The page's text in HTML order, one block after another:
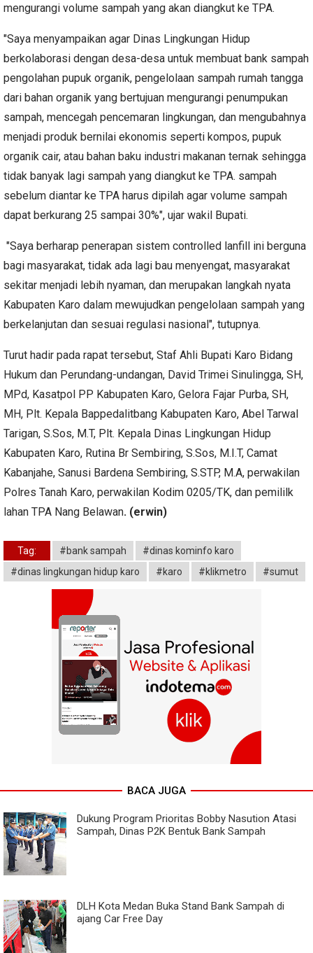
mengurangi volume sampah yang akan diangkut ke TPA.
"Saya menyampaikan agar Dinas Lingkungan Hidup
berkolaborasi dengan desa-desa untuk membuat bank sampah
pengolahan pupuk organik, pengelolaan sampah rumah tangga
dari bahan organik yang bertujuan mengurangi penumpukan
sampah, mencegah pencemaran lingkungan, dan mengubahnya
menjadi produk bernilai ekonomis seperti kompos, pupuk
organik cair, atau bahan baku industri makanan ternak sehingga
tidak banyak lagi sampah yang diangkut ke TPA. sampah
sebelum diantar ke TPA harus dipilah agar volume sampah
dapat berkurang 25 sampai 30%", ujar wakil Bupati.
"Saya berharap penerapan sistem controlled lanfill ini berguna
bagi masyarakat, tidak ada lagi bau menyengat, masyarakat
sekitar menjadi lebih nyaman, dan merupakan langkah nyata
Kabupaten Karo dalam mewujudkan pengelolaan sampah yang
berkelanjutan dan sesuai regulasi nasional", tutupnya.
Turut hadir pada rapat tersebut, Staf Ahli Bupati Karo Bidang
Hukum dan Perundang-undangan, David Trimei Sinulingga, SH,
MPd, Kasatpol PP Kabupaten Karo, Gelora Fajar Purba, SH,
MH, Plt. Kepala Bappedalitbang Kabupaten Karo, Abel Tarwal
Tarigan, S.Sos, M.T, Plt. Kepala Dinas Lingkungan Hidup
Kabupaten Karo, Rutina Br Sembiring, S.Sos, M.I.T, Camat
Kabanjahe, Sanusi Bardena Sembiring, S.STP, M.A, perwakilan
Polres Tanah Karo, perwakilan Kodim 0205/TK, dan pemililk
lahan TPA Nang Belawan. (erwin)
Tag: #bank sampah
#dinas kominfo karo
#dinas lingkungan hidup karo
#karo #klikmetro #sumut
BACA JUGA
Dukung Program Prioritas Bobby Nasution Atasi
Sampah, Dinas P2K Bentuk Bank Sampah
DLH Kota Medan Buka Stand Bank Sampah di
ajang Car Free Day